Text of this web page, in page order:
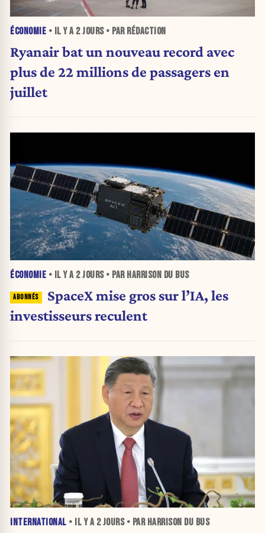
ÉCONOMIE • IL Y A 2 JOURS• PAR RÉDACTION
Ryanair bat un nouveau record avec
plus de 22 millions de passagers en
juillet
ÉCONOMIE • IL Y A 2 JOURS• PAR HARRISON DU BUS
SpaceX mise gros sur l’IA, les
investisseurs reculent
INTERNATIONAL • IL Y A 2 JOURS• PAR HARRISON DU BUS